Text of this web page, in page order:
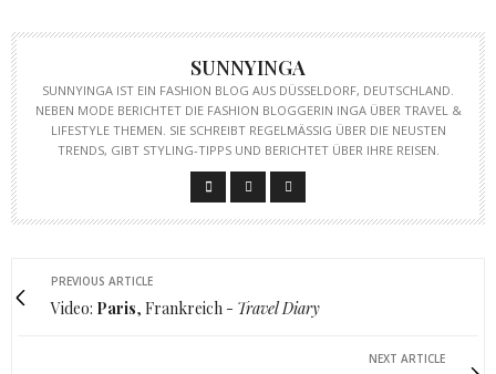
SUNNYINGA
SUNNYINGA IST EIN FASHION BLOG AUS DÜSSELDORF, DEUTSCHLAND.
NEBEN MODE BERICHTET DIE FASHION BLOGGERIN INGA ÜBER TRAVEL &
LIFESTYLE THEMEN. SIE SCHREIBT REGELMÄSSIG ÜBER DIE NEUSTEN T
RENDS, GIBT STYLING-TIPPS UND BERICHTET ÜBER IHRE REISEN.
PREVIOUS ARTICLE
Video: Paris, Frankreich - Travel Diary
NEXT ARTICLE